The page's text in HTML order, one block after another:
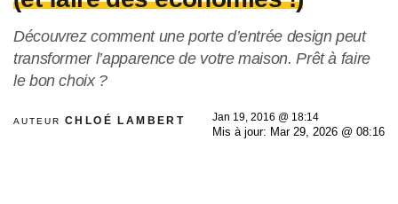
Découvrez comment une porte d’entrée design peut
transformer l’apparence de votre maison. Prêt à faire
le bon choix ?
AUTEUR CHLOÉ LAMBERT
Jan 19, 2016 @ 18:14
Mis à jour: Mar 29, 2026 @ 08:16